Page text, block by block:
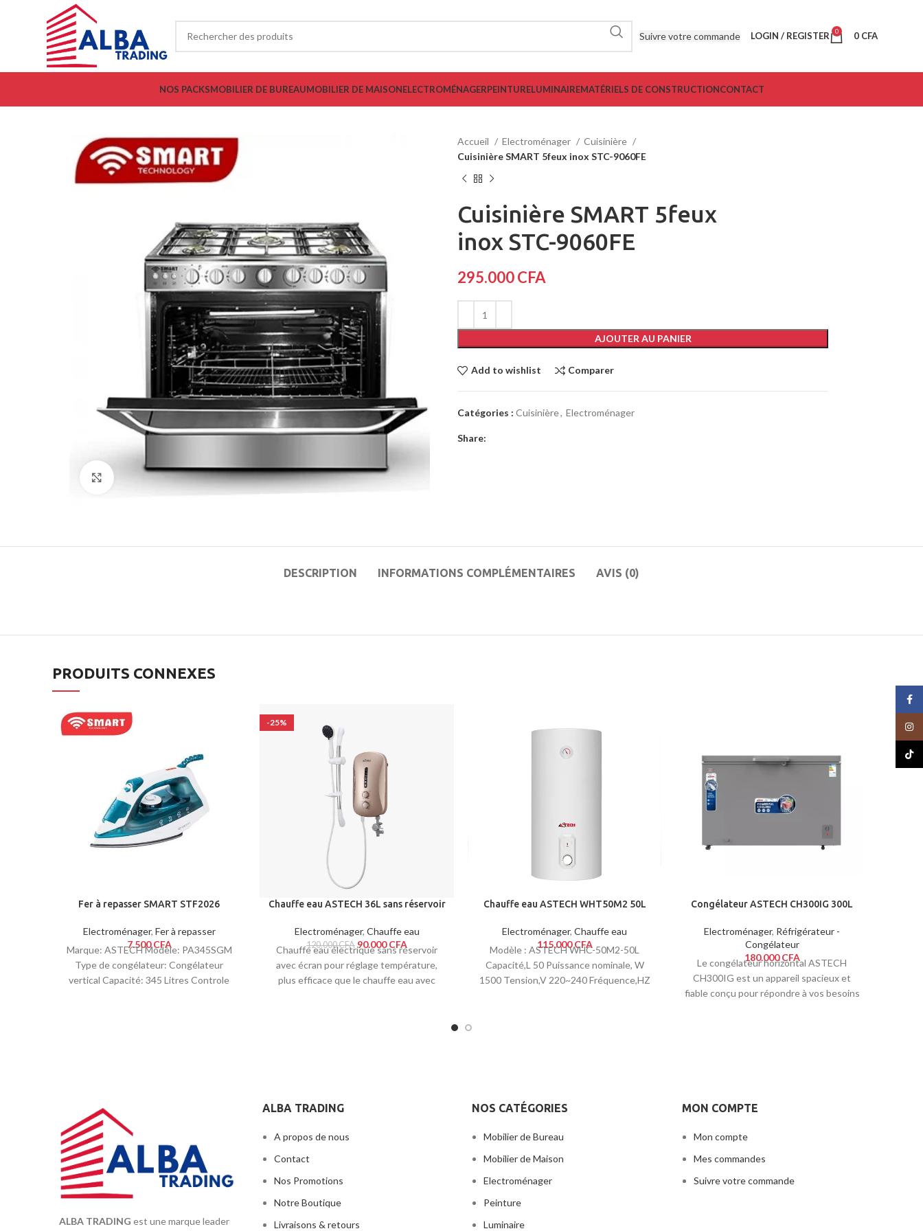
Suivre votre commande LOGIN / REGISTER 0 0 CFA
NOS PACKSMOBILIER DE BUREAUMOBILIER DE MAISONELECTROMÉNAGERPEINTURELUMINAIREMATÉRIELS DE CONSTRUCTIONCONTACT
Click to enlarge
Accueil Electroménager
Cuisinière
Cuisinière SMART 5feux inox STC-9060FE
Cuisinière SMART 5feux
inox STC-9060FE
295.000CFA
AJOUTER AU PANIER
Add to wishlist Comparer
Catégories : Cuisinière, Electroménager
Share:
DESCRIPTION INFORMATIONS COMPLÉMENTAIRES AVIS (0)
PRODUITS CONNEXES
Fer à repasser SMART STF2026
Electroménager, Fer à repasser
7.500CFA
Marque: ASTECH Modèle: PA345SGM
Type de congélateur: Congélateur
vertical Capacité: 345 Litres Controle
-25%
Chauffe eau ASTECH 36L sans réservoir
Electroménager, Chauffe eau
120.000CFA 90.000CFA
Chauffe eau électrique sans réservoir
avec écran pour réglage température,
plus efficace que le chauffe eau avec
Chauffe eau ASTECH WHT50M2 50L
Electroménager,Chauffe eau
115.000CFA
Modèle : ASTECH WHC-50M2-50L
Capacité,L 50 Puissance nominale, W
1500 Tension,V 220~240 Fréquence,HZ
Congélateur ASTECH CH300IG 300L
Electroménager, Réfrigérateur -
Congélateur
180.000CFA
Le congélateur horizontal ASTECH
CH300IG est un appareil spacieux et
fiable conçu pour répondre à vos besoins
HOT
ALBA TRADING est une marque leader
ALBA TRADING
A propos de nous
Contact
Nos Promotions
Notre Boutique
Livraisons & retours
NOS CATÉGORIES
Mobilier de Bureau
Mobilier de Maison
Electroménager
Peinture
Luminaire
MON COMPTE
Mon compte
Mes commandes
Suivre votre commande